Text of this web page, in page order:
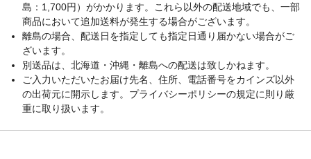
島：1,700円）がかかります。これら以外の配送地域でも、一部
商品において追加送料が発生する場合がございます。
離島の場合、配送日を指定しても指定日通り届かない場合がご
ざいます。
別送品は、北海道・沖縄・離島への配送は致しかねます。
ご入力いただいたお届け先名、住所、電話番号をカインズ以外
の出荷元に開示します。プライバシーポリシーの規定に則り厳
重に取り扱います。